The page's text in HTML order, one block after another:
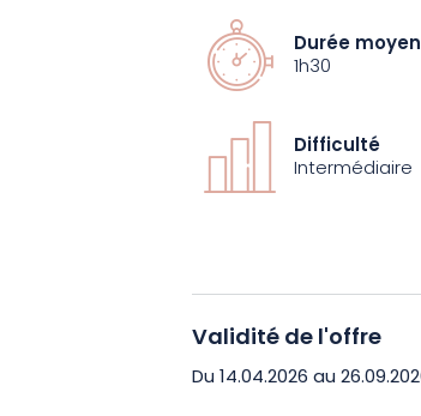
Réservez vite votre
et la complexité de la
sur notre planète !
Durée
1h30
Difficulté
Intermédiaire
Validité de l'offre
Du 14.04.2026 au